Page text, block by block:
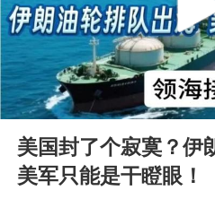
上海有
白海豚
王艺迪
2025年
Play
00:00
美国封了个寂寞？伊
美军只能是干瞪眼！